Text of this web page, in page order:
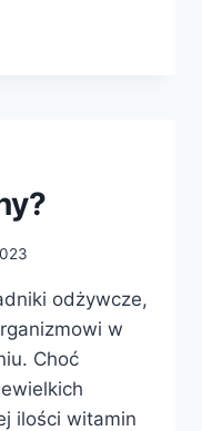
odżywcze,
w
Choć
ilości witamin